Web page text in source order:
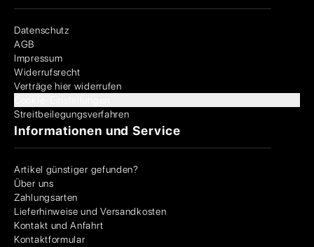
Datenschutz
AGB
Impressum
Widerrufsrecht
Verträge hier widerrufen
Streitbeilegungsverfahren
Informationen und Service
Artikel günstiger gefunden?
Über uns
Zahlungsarten
Lieferhinweise und Versandkosten
Kontakt und Anfahrt
Kontaktformular